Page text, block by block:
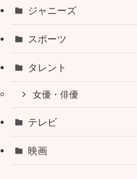
ジャニーズ
スポーツ
タレント
女優・俳優
テレビ
映画